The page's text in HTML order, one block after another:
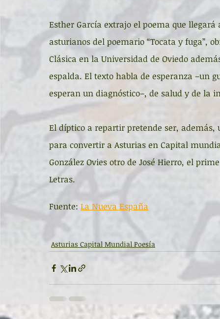
Esther García extrajo el poema que
asturianos del poemario “Tocata y fuga”,
Clásica en la Universidad de Oviedo
espalda. El texto habla de esperanza –un
esperan un diagnóstico–, de salud y de la
El díptico a repartir pretende ser,
para convertir a Asturias en Capital
González Ovies otro de José Hierro, el
Letras.
Fuente: La Nueva España
Asturias Capital Mundial Poesía